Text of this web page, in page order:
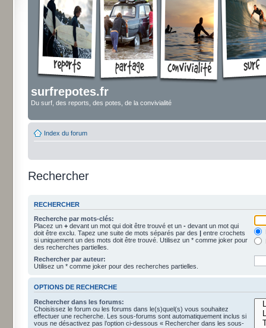
surfrepotes.fr
Du surf, des reports, des potes, de la convivialité
Index du forum
Rechercher
RECHERCHER
Recherche par mots-clés:
Placez un + devant un mot qui doit être trouvé et un - devant un mot qui
doit être exclu. Tapez une suite de mots séparés par des | entre crochets
si uniquement un des mots doit être trouvé. Utilisez un * comme joker pour
des recherches partielles.
Rechercher par auteur:
Utilisez un * comme joker pour des recherches partielles.
OPTIONS DE RECHERCHE
Rechercher dans les forums:
Choisissez le forum ou les forums dans le(s)quel(s) vous souhaitez
effectuer une recherche. Les sous-forums sont automatiquement inclus si
vous ne désactivez pas l’option ci-dessous « Rechercher dans les sous-